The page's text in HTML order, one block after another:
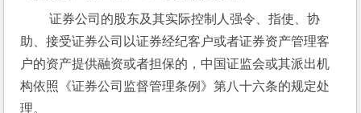
证券公司的股东及其实际控制人强令、指使、协
助、接受证券公司以证券经纪客户或者证券资产管理客
户的资产提供融资或者担保的，中国证监会或其派出机
构依照《证券公司监督管理条例》第八十六条的规定处
理。